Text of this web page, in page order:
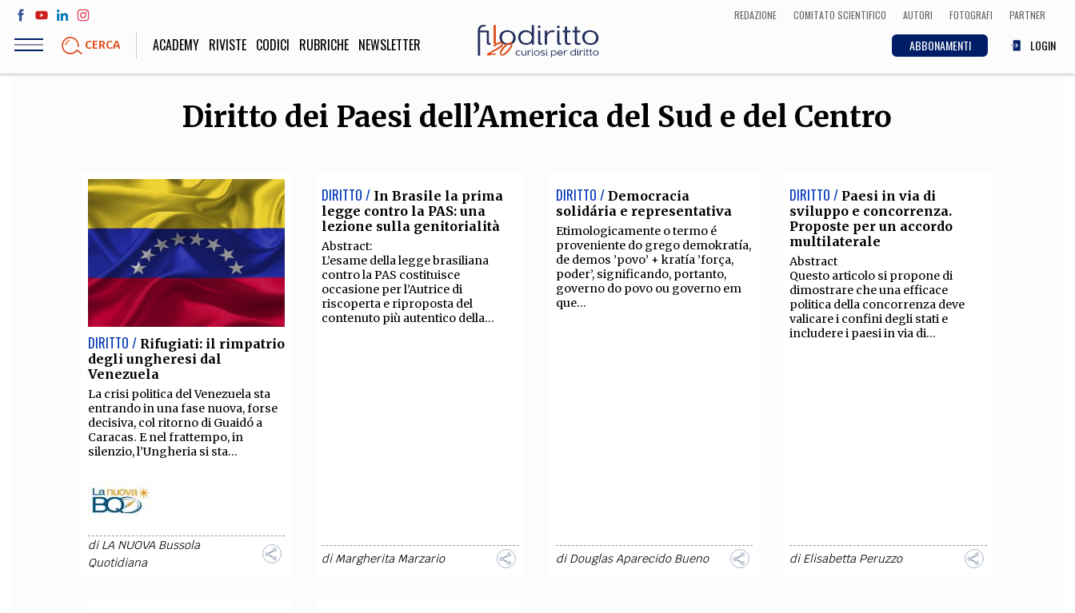
Salta
contenuto
REDAZIONE COMITATO SCIENTIFICO AUTORI FOTOGRAFI PARTNER
CERCA ABBONAMENTI LOGIN
ACADEMY RIVISTE CODICI RUBRICHE NEWSLETTER
SOCIETÀ
STORIA E FILOSOFIA
Scienze storiche,
umanistiche, Religione
INNOVAZIONE
Scienze informatiche,
Architettura, Ingegneria
CULTURA
Arte, Cinema, Musica,
Letteratura
Diritto dei Paesi dell’America del Sud e del Centro
DIRITTO / Rifugiati: il rimpatrio
degli ungheresi dal
Venezuela
La crisi politica del Venezuela sta
entrando in una fase nuova, forse
decisiva, col ritorno di Guaidó a
Caracas. E nel frattempo, in
silenzio, l’Ungheria si sta...
diLA NUOVA Bussola
Quotidiana
DIRITTO / In Brasile la prima
legge contro la PAS: una
lezione sulla genitorialità
Abstract:
L’esame della legge brasiliana
contro la PAS costituisce
occasione per l’Autrice di
riscoperta e riproposta del
contenuto più autentico della...
diMargherita Marzario
DIRITTO / Democracia
solidária e representativa
Etimologicamente o termo é
proveniente do grego demokratía,
de demos ’povo’ + kratía ’força,
poder’, significando, portanto,
governo do povo ou governo em
que...
diDouglas Aparecido Bueno
DIRITTO / Paesi in via di
sviluppo e concorrenza.
Proposte per un accordo
multilaterale
Abstract
Questo articolo si propone di
dimostrare che una efficace
politica della concorrenza deve
valicare i confini degli stati e
includere i paesi in via di...
diElisabetta Peruzzo